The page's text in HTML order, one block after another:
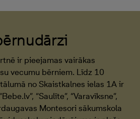
ir pieejamas vairākas
vecumu bērniem. Līdz 10
no Skaistkalnes ielas 1A ir
“Saulīte”, “Varavīksne”,
Montesori sākumskola